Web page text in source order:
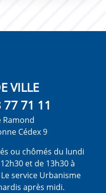
VILLE
71 11
Ramond
Cédex 9
ou chômés du lundi
et de 13h30 à
service Urbanisme
après midi.